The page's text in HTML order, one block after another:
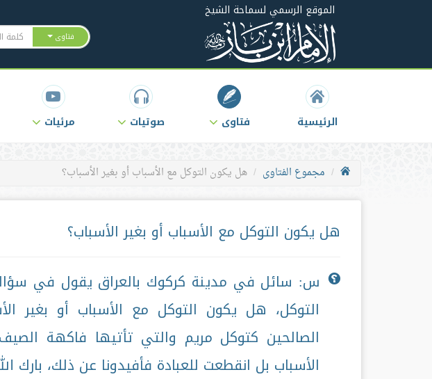
الموقع الرسمي لسماحة الشيخ
فتاوى
الرئيسية فتاوى صوتيات مرئيات
مجموع الفتاوى هل يكون التوكل مع الأسباب أو بغير الأسباب؟
هل يكون التوكل مع الأسباب أو بغير الأسباب؟
س: سائل في مدينة كركوك بالعراق يقول في
التوكل، هل يكون التوكل مع الأسباب أو بغير
الصالحين كتوكل مريم والتي تأتيها فاكهة
الأسباب بل انقطعت للعبادة فأفيدونا عن ذلك، بارك